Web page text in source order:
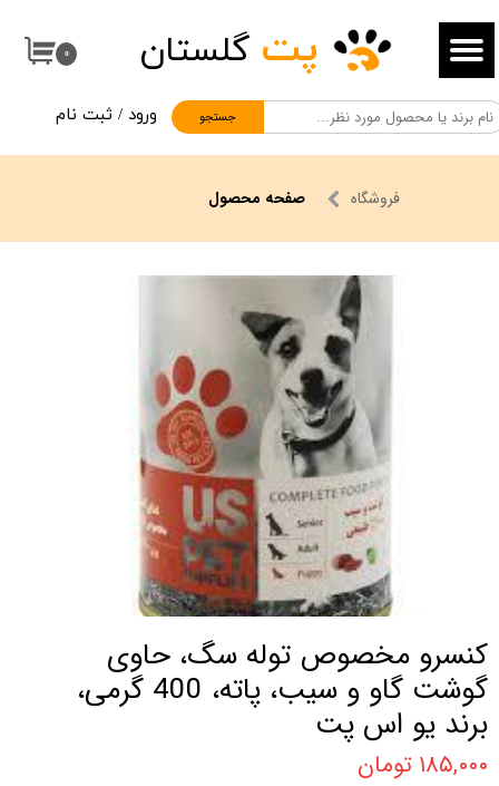
۰
جستجو
پت گلستان
ورود / ثبت نام
حساب کاربری من
تغییر گذر واژه
سفارشات
خروج از حساب کاربری
فروشگاه صفحه محصول
کنسرو مخصوص توله سگ، حاوی
گوشت گاو و سیب، پاته، 400 گرمی،
برند یو اس پت
۱۸۵,۰۰۰ تومان